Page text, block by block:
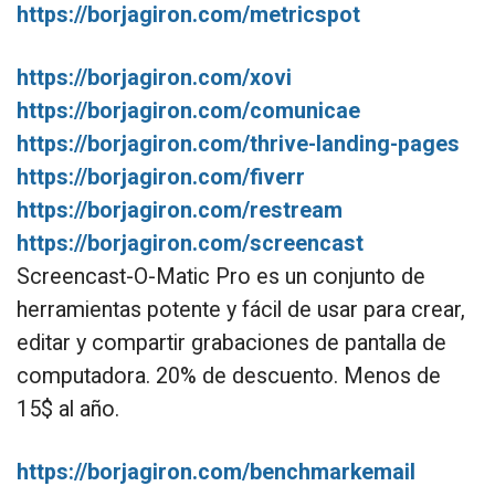
https://borjagiron.com/metricspot
https://borjagiron.com/xovi
https://borjagiron.com/comunicae
https://borjagiron.com/thrive-landing-pages
https://borjagiron.com/fiverr
https://borjagiron.com/restream
https://borjagiron.com/screencast
Screencast-O-Matic Pro es un conjunto de
herramientas potente y fácil de usar para crear,
editar y compartir grabaciones de pantalla de
computadora. 20% de descuento. Menos de
15$ al año.
https://borjagiron.com/benchmarkemail